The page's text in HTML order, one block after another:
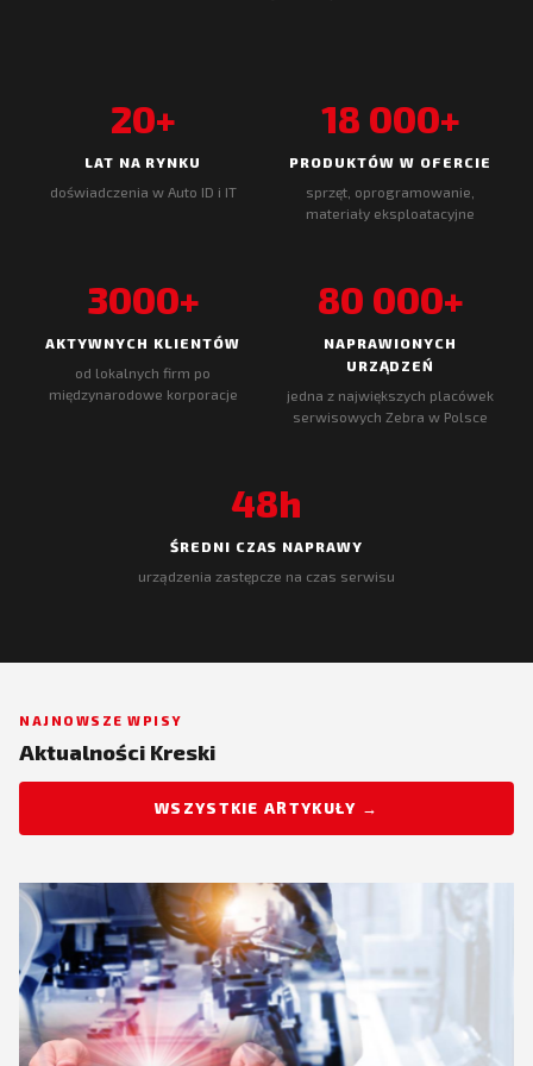
20+
LAT NA RYNKU
doświadczenia w Auto ID i IT
18 000+
PRODUKTÓW W OFERCIE
sprzęt, oprogramowanie,
materiały eksploatacyjne
3000+
AKTYWNYCH KLIENTÓW
od lokalnych firm po
międzynarodowe korporacje
80 000+
NAPRAWIONYCH
URZĄDZEŃ
jedna z największych placówek
serwisowych Zebra w Polsce
48h
ŚREDNI CZAS NAPRAWY
urządzenia zastępcze na czas serwisu
NAJNOWSZE WPISY
Aktualności Kreski
WSZYSTKIE ARTYKUŁY →